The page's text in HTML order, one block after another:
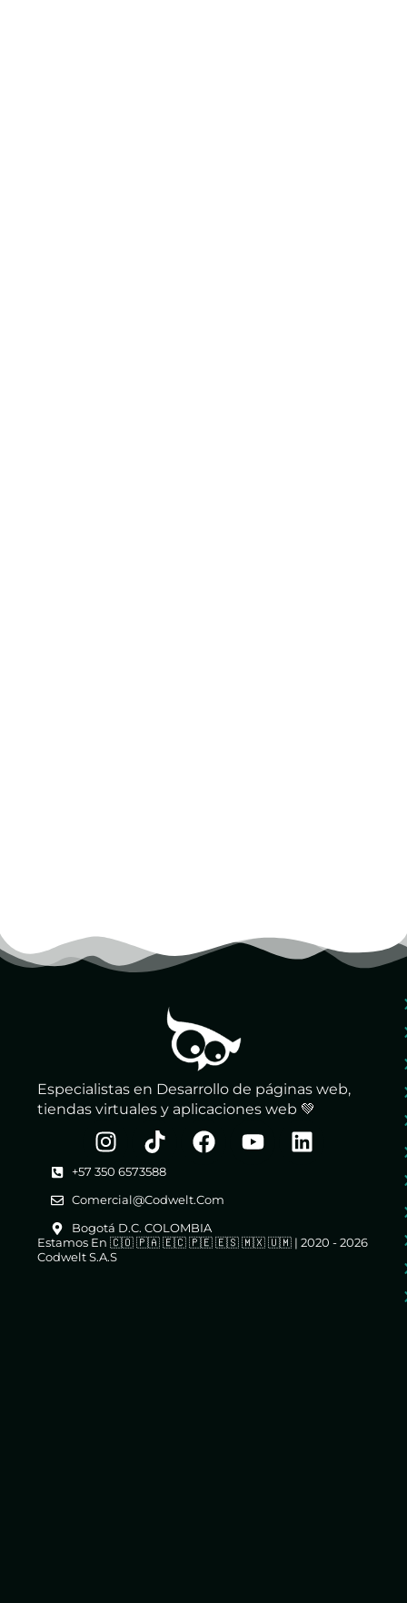
Especialistas en Desarrollo de páginas web,
tiendas virtuales y aplicaciones web 💚
+57 350 6573588
Comercial@codwelt.com
Bogotá D.C. COLOMBIA
Estamos En 🇨🇴 🇵🇦 🇪🇨 🇵🇪 🇪🇸 🇲🇽 🇺🇲 | 2020 - 2026
Codwelt S.A.S